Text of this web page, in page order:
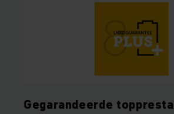
Gegarandeerde